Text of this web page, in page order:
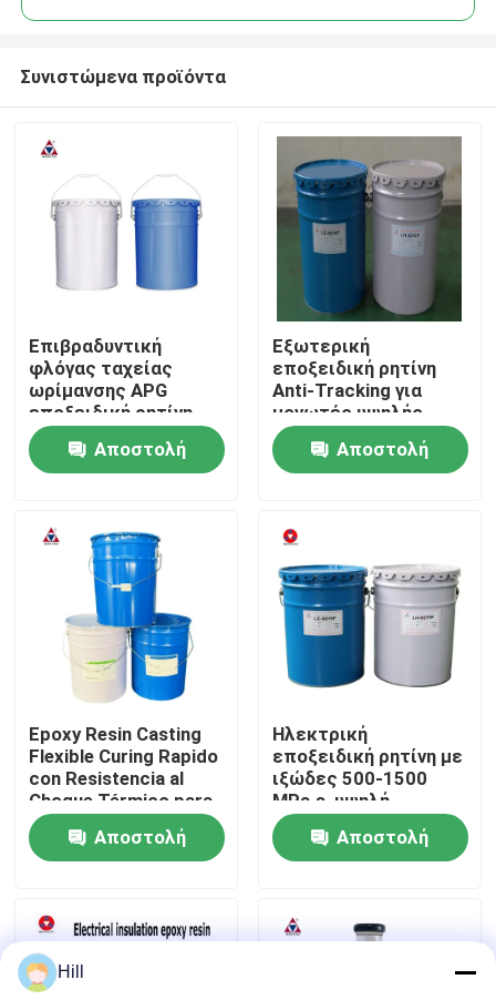
Σπίτι
Προϊόντα
Εμφάνιση VR
Σχετικά με εμάς
Επισκέψεις στο εργοστάσιο
Έλεγχος ποιότητας
Επικοινωνήστε μαζί μας
Ιστολόγιο
Ζητήστε μια προσφορά
Συνιστώμενα προϊόντα
Επιβραδυντική
φλόγας ταχείας
ωρίμανσης APG
εποξειδική ρητίνη
εξωτερικού χώρου
για εύκαμπτη
χύτευση σε
τάσης
Αποστολή
Εξωτερική
εποξειδική ρητίνη
Anti-Tracking για
μονωτές υψηλής
τάσης με αντίσταση
σε διάσπαση και
θερμικό σοκ
Αποστολή
Epoxy Resin Casting
Flexible Curing Rapido
con Resistencia al
Choque Térmico para
Aisladores Eléctricos
ExterioresΑποστολή
Ηλεκτρική
εποξειδική ρητίνη με
ιξώδες 500-1500
MPa·s, υψηλή
διηλεκτρική αντοχή
15-25 KV/mm και
ισχυρή πρόσφυση για
Αποστολή
Hill